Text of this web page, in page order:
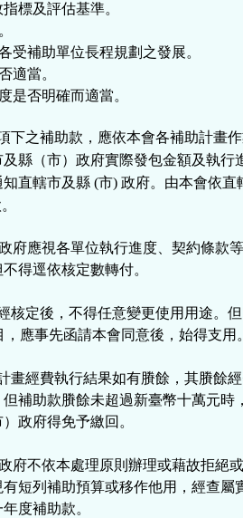
標及評估基準。
受補助單位長程規劃之發展。
適當。
是否明確而適當。
下之補助款，應依本會各補助計畫
縣（市）政府實際發包金額及執行
直轄市及縣 (市) 政府。由本會依直
府應視各單位執行進度、契約條款
得逕依核定數轉付。
核定後，不得任意變更使用用途。
應事先函請本會同意後，始得支用
畫經費執行結果如有賸餘，其賸餘
補助款賸餘未超過新臺幣十萬元時
政府得免予繳回。
府不依本處理原則辦理或藉故拒絕
短列補助預算或移作他用，經查屬
度補助款。